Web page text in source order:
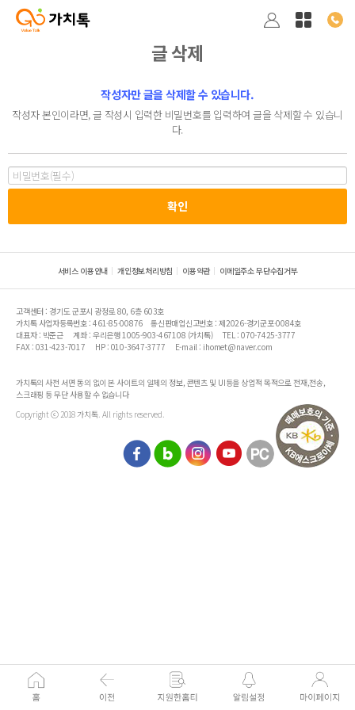
글 삭제
작성자만 글을 삭제할 수 있습니다.
작성자 본인이라면, 글 작성시 입력한 비밀번호를 입력하여 글을 삭제할 수 있습니
다.
서비스 이용안내 개인정보처리방침 이용약관 이메일주소 무단수집거부
고객센터 : 경기도 군포시 광정로 80, 6층 603호
가치톡 사업자등록번호 : 461-85-00876
통신판매업신고번호 : 제2026-경기군포-0084호
대표자 : 박준근
계좌 : 우리은행 1005-903-467108 (가치톡)
TEL : 070-7425-3777
FAX : 031-423-7017
HP : 010-3647-3777 E-mail : ihomet@naver.com
가치톡의 사전 서면 동의 없이 본 사이트의 일체의 정보, 콘텐츠 및 UI등을 상업적 목적으로 전재,전송,
스크래핑 등 무단 사용할 수 없습니다
Copyright ⓒ 2018 가치톡. All rights reserved.